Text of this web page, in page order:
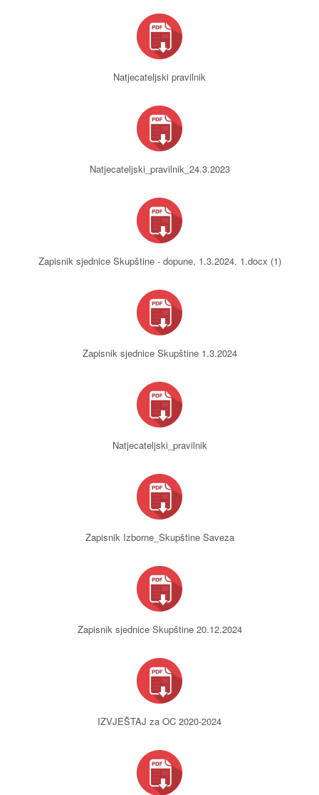
Natjecateljski pravilnik
Natjecateljski_pravilnik_24.3.2023
Zapisnik sjednice Skupštine - dopune, 1.3.2024. 1.docx (1)
Zapisnik sjednice Skupštine 1.3.2024
Natjecateljski_pravilnik
Zapisnik Izborne_Skupštine Saveza
Zapisnik sjednice Skupštine 20.12.2024
IZVJEŠTAJ za OC 2020-2024